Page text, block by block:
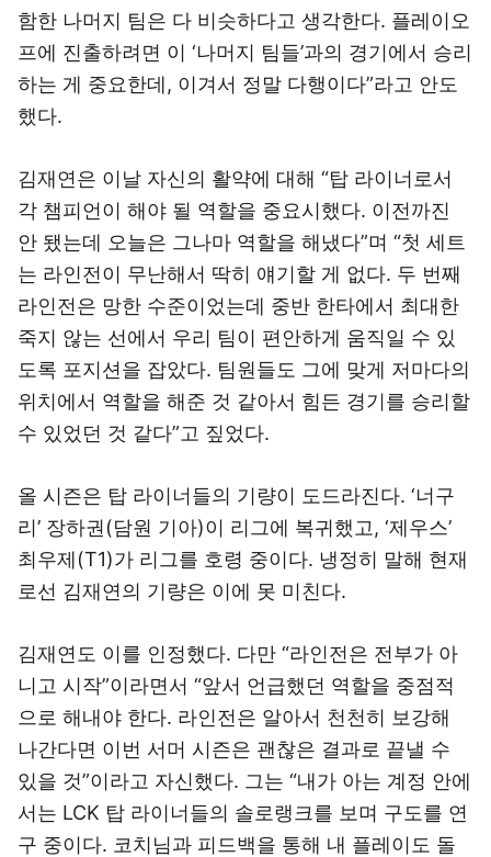
함한 나머지 팀은 다 비슷하다고 생각한다. 플레이오
프에 진출하려면 이 ‘나머지 팀들’과의 경기에서 승리
하는 게 중요한데, 이겨서 정말 다행이다”라고 안도
했다.
김재연은 이날 자신의 활약에 대해 “탑 라이너로서
각 챔피언이 해야 될 역할을 중요시했다. 이전까진
안 됐는데 오늘은 그나마 역할을 해냈다”며 “첫 세트
는 라인전이 무난해서 딱히 얘기할 게 없다. 두 번째
라인전은 망한 수준이었는데 중반 한타에서 최대한
죽지 않는 선에서 우리 팀이 편안하게 움직일 수 있
도록 포지션을 잡았다. 팀원들도 그에 맞게 저마다의
위치에서 역할을 해준 것 같아서 힘든 경기를 승리할
수 있었던 것 같다”고 짚었다.
올 시즌은 탑 라이너들의 기량이 도드라진다. ‘너구
리’ 장하권(담원 기아)이 리그에 복귀했고, ‘제우스’
최우제(T1)가 리그를 호령 중이다. 냉정히 말해 현재
로선 김재연의 기량은 이에 못 미친다.
김재연도 이를 인정했다. 다만 “라인전은 전부가 아
니고 시작”이라면서 “앞서 언급했던 역할을 중점적
으로 해내야 한다. 라인전은 알아서 천천히 보강해
나간다면 이번 서머 시즌은 괜찮은 결과로 끝낼 수
있을 것”이라고 자신했다. 그는 “내가 아는 계정 안에
서는 LCK 탑 라이너들의 솔로랭크를 보며 구도를 연
구 중이다. 코치님과 피드백을 통해 내 플레이도 돌